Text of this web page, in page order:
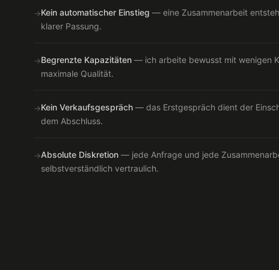
→Kein automatischer Einstieg — eine Zusammenarbeit
klarer Passung.
→Begrenzte Kapazitäten — ich arbeite bewusst mit wenigen
maximale Qualität.
→Kein Verkaufsgespräch — das Erstgespräch dient der
dem Abschluss.
→Absolute Diskretion — jede Anfrage und jede
selbstverständlich vertraulich.